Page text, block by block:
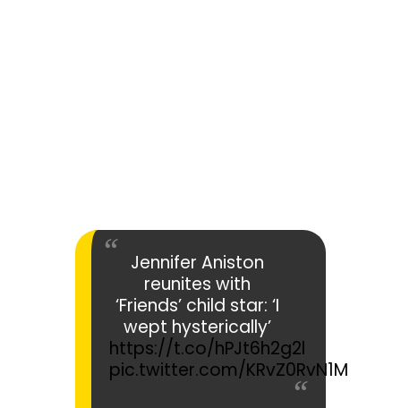
Jennifer Aniston
reunites with
‘Friends’ child star: ‘I
wept hysterically’
https://t.co/hPJt6h2g2l
pic.twitter.com/KRvZ0RvN1M